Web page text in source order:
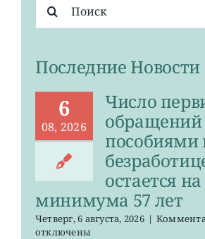
поиска:
Последние Новости
6
08, 2026
Число
обращений
пособиями
остается на
минимума 57 лет
Четверг, 6 августа, 2026 |
отключены